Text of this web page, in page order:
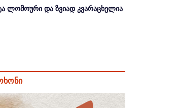
ლომოური და ზვიად კვარაცხელია